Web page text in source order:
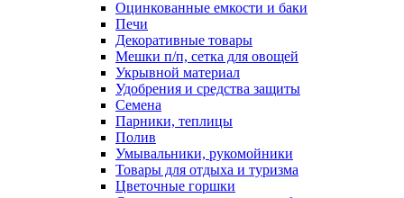
Оцинкованные емкости и баки
Печи
Декоративные товары
Мешки п/п, сетка для овощей
Укрывной материал
Удобрения и средства защиты
Семена
Парники, теплицы
Полив
Умывальники, рукомойники
Товары для отдыха и туризма
Цветочные горшки